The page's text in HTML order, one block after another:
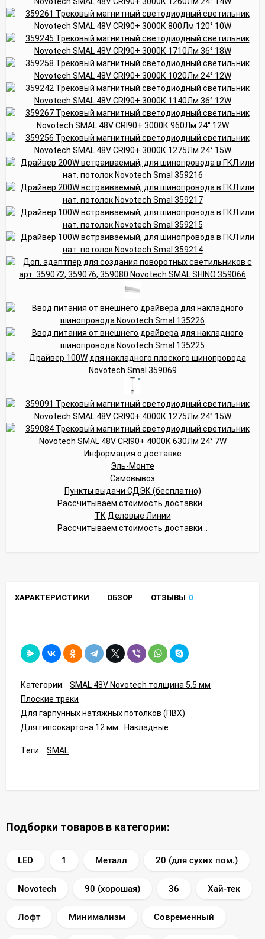
Информация о доставке
Эль-Монте
Самовывоз
Пункты выдачи СДЭК (бесплатно)
Рассчитываем стоимость доставки...
ТК Деловые Линии
Рассчитываем стоимость доставки...
ХАРАКТЕРИСТИКИ ОБЗОР ОТЗЫВЫ 0
Категории:
SMAL 48V Novotech толщина 5.5 мм
Плоские треки
Для гарпунных натяжных потолков (ПВХ)
Для гипсокартона 12 мм
Накладные
Теги: SMAL
Подборки товаров в категории:
LED 1 Металл 20 (для сухих пом.)
Novotech 90 (хорошая) 36 Хай-тек
Лофт Минимализм Современный